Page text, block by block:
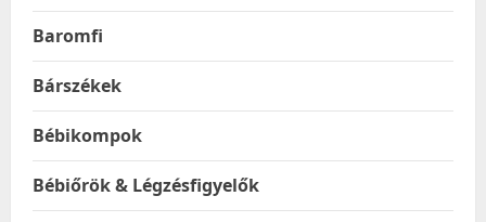
Baromfi
Bárszékek
Bébikompok
Bébiőrök & Légzésfigyelők